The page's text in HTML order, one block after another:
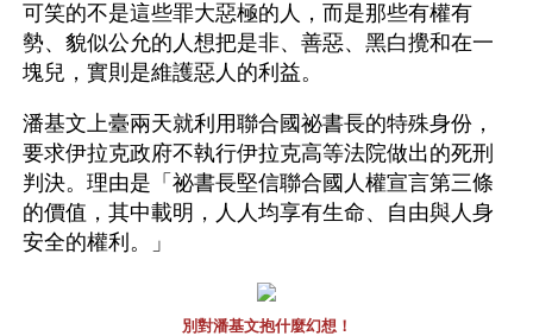
可笑的不是這些罪大惡極的人，而是那些有權有
勢、貌似公允的人想把是非、善惡、黑白攪和在一
塊兒，實則是維護惡人的利益。
潘基文上臺兩天就利用聯合國祕書長的特殊身份，
要求伊拉克政府不執行伊拉克高等法院做出的死刑
判決。理由是「祕書長堅信聯合國人權宣言第三條
的價值，其中載明，人人均享有生命、自由與人身
安全的權利。」
別對潘基文抱什麼幻想！